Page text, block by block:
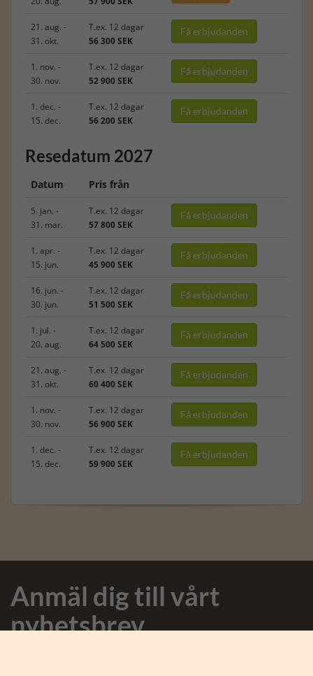
21. aug. -
31. okt.
T.ex. 12 dagar
56 300 SEK
Få erbjudanden
1. nov. -
30. nov.
T.ex. 12 dagar
52 900 SEK
Få erbjudanden
1. dec. -
15. dec.
T.ex. 12 dagar
56 200 SEK
Få erbjudanden
Resedatum 2027
Datum Pris från
5. jan. -
31. mar.
T.ex. 12 dagar
57 800 SEK
Få erbjudanden
1. apr. -
15. jun.
T.ex. 12 dagar
45 900 SEK
Få erbjudanden
16. jun. -
30. jun.
T.ex. 12 dagar
51 500 SEK
Få erbjudanden
1. jul. -
20. aug.
T.ex. 12 dagar
64 500 SEK
Få erbjudanden
21. aug. -
31. okt.
T.ex. 12 dagar
60 400 SEK
Få erbjudanden
1. nov. -
30. nov.
T.ex. 12 dagar
56 900 SEK
Få erbjudanden
1. dec. -
15. dec.
T.ex. 12 dagar
59 900 SEK
Få erbjudanden
Anmäl dig till vårt
nyhetsbrev